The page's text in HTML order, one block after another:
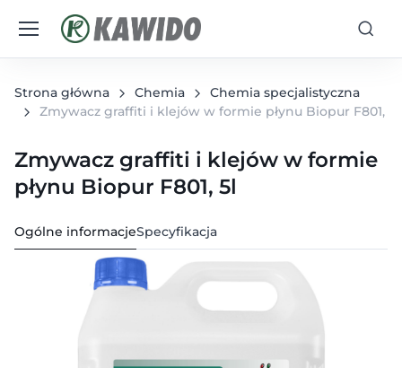
Strona główna Chemia
Chemia specjalistyczna
Zmywacz graffiti i klejów w formie płynu Biopur F801, 5l
Zmywacz graffiti i klejów w formie
płynu Biopur F801, 5l
Ogólne informacjeSpecyfikacja